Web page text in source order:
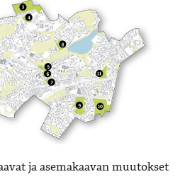
ja asemakaavan muutokset